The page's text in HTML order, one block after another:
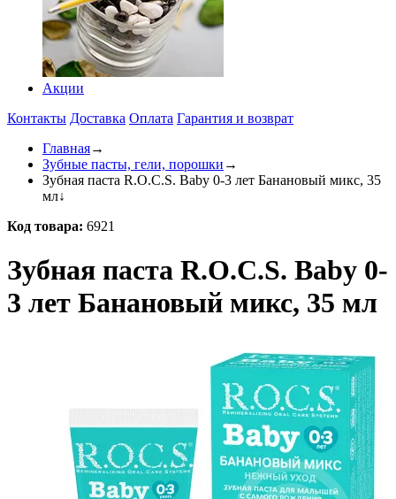
Акции
Контакты Доставка Оплата Гарантия и возврат
Главная→
Зубные пасты, гели, порошки →
Зубная паста R.O.C.S. Baby 0-3 лет Банановый микс, 35
мл↓
Код товара: 6921
Зубная паста R.O.C.S. Baby 0-
3 лет Банановый микс, 35 мл